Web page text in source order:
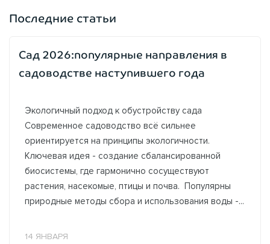
Последние статьи
Сад 2026:популярные направления в
садоводстве наступившего года
Экологичный подход к обустройству сада
Современное садоводство всё сильнее
ориентируется на принципы экологичности.
Ключевая идея - создание сбалансированной
биосистемы, где гармонично сосуществуют
растения, насекомые, птицы и почва. Популярны
природные методы сбора и использования воды -...
14 ЯНВАРЯ